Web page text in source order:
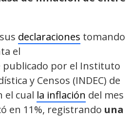
declaraciones tomando
el
por el Instituto
y Censos (INDEC) de
el cual la inflación del mes
en 11%, registrando una